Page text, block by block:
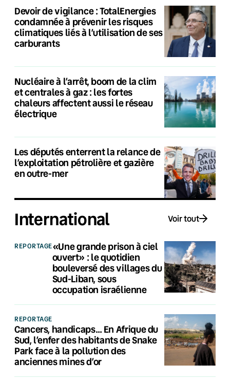
Devoir de vigilance : TotalEnergies
condamnée à prévenir les risques
climatiques liés à l’utilisation de ses
carburants
Nucléaire à l’arrêt, boom de la clim
et centrales à gaz : les fortes
chaleurs affectent aussi le réseau
électrique
Les députés enterrent la relance de
l’exploitation pétrolière et gazière
en outre-mer
International Voir tout
REPORTAGE«Une grande prison à ciel
ouvert» : le quotidien
bouleversé des villages du
Sud-Liban, sous
occupation israélienne
REPORTAGE
Cancers, handicaps… En Afrique du
Sud, l’enfer des habitants de Snake
Park face à la pollution des
anciennes mines d’or